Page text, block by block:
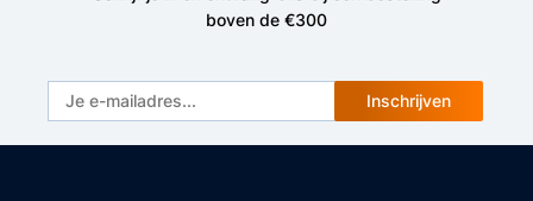
boven de €300
Inschrijven